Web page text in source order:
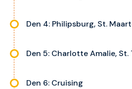
Den 4: Philipsburg, St.
Den 5: Charlotte Amalie, St.
Den 6: Cruising